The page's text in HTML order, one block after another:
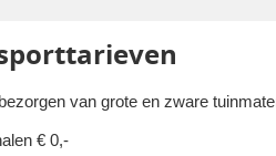
van grote en zware
€ 0,-